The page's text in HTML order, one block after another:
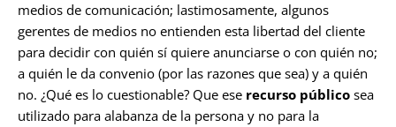
medios de comunicación; lastimosamente, algunos
gerentes de medios no entienden esta libertad del cliente
para decidir con quién sí quiere anunciarse o con quién no;
a quién le da convenio (por las razones que sea) y a quién
no. ¿Qué es lo cuestionable? Que ese recurso público sea
utilizado para alabanza de la persona y no para la